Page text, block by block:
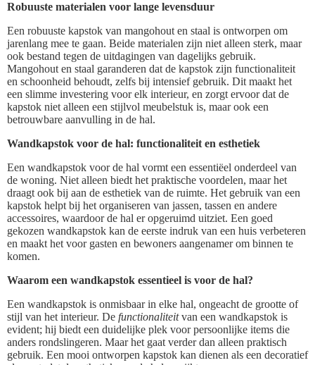
Robuuste materialen voor lange levensduur
Een robuuste kapstok van mangohout en staal is ontworpen om
jarenlang mee te gaan. Beide materialen zijn niet alleen sterk, maar
ook bestand tegen de uitdagingen van dagelijks gebruik.
Mangohout en staal garanderen dat de kapstok zijn functionaliteit
en schoonheid behoudt, zelfs bij intensief gebruik. Dit maakt het
een slimme investering voor elk interieur, en zorgt ervoor dat de
kapstok niet alleen een stijlvol meubelstuk is, maar ook een
betrouwbare aanvulling in de hal.
Wandkapstok voor de hal: functionaliteit en esthetiek
Een wandkapstok voor de hal vormt een essentiëel onderdeel van
de woning. Niet alleen biedt het praktische voordelen, maar het
draagt ook bij aan de esthetiek van de ruimte. Het gebruik van een
kapstok helpt bij het organiseren van jassen, tassen en andere
accessoires, waardoor de hal er opgeruimd uitziet. Een goed
gekozen wandkapstok kan de eerste indruk van een huis verbeteren
en maakt het voor gasten en bewoners aangenamer om binnen te
komen.
Waarom een wandkapstok essentieel is voor de hal?
Een wandkapstok is onmisbaar in elke hal, ongeacht de grootte of
stijl van het interieur. De functionaliteitvan een wandkapstok is
evident; hij biedt een duidelijke plek voor persoonlijke items die
anders rondslingeren. Maar het gaat verder dan alleen praktisch
gebruik. Een mooi ontworpen kapstok kan dienen als een decoratief